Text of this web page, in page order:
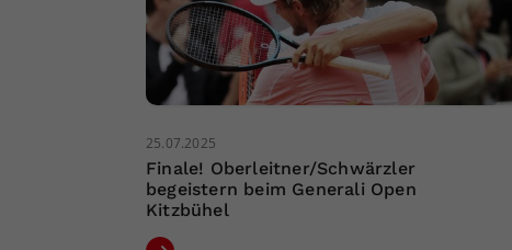
25.07.2025
Finale! Oberleitner/Schwärzler
begeistern beim Generali Open
Kitzbühel